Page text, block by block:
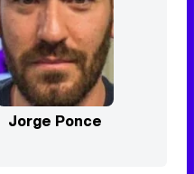
Jorge Ponce